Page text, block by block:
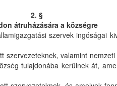
2. §
átruházására a községre
szervek ingóságai
valamint
tulajdonába kerülnek át,